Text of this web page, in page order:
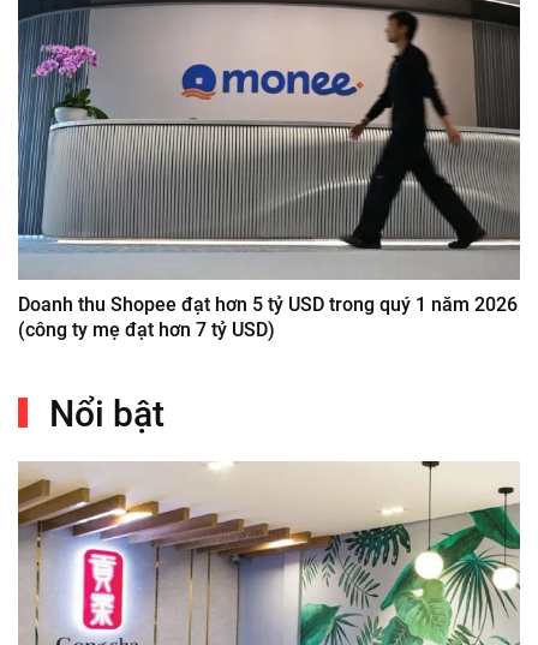
Doanh thu Shopee đạt hơn 5 tỷ USD trong quý 1 năm 2026
(công ty mẹ đạt hơn 7 tỷ USD)
Nổi bật